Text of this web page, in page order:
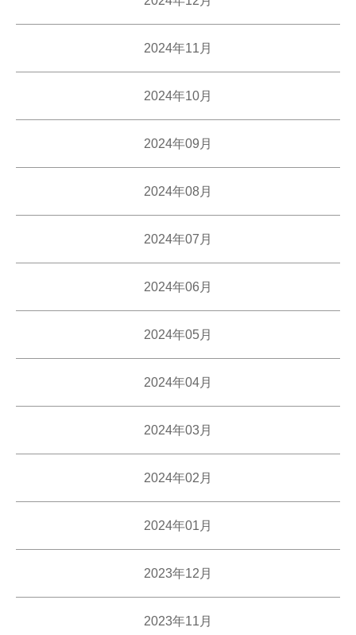
2024年11月
2024年10月
2024年09月
2024年08月
2024年07月
2024年06月
2024年05月
2024年04月
2024年03月
2024年02月
2024年01月
2023年12月
2023年11月